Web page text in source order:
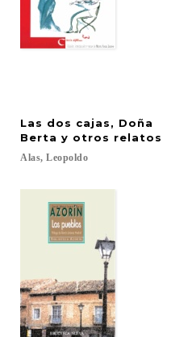
Las dos cajas, Doña
Berta y otros relatos
Alas, Leopoldo